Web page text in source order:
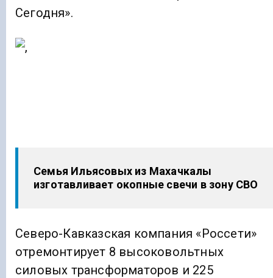
Сегодня».
Семья Ильясовых из Махачкалы
изготавливает окопные свечи в зону СВО
Северо-Кавказская компания «Россети»
отремонтирует 8 высоковольтных
силовых трансформаторов и 225